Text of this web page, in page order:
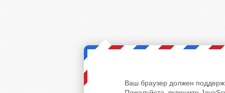
Ваш браузер должен